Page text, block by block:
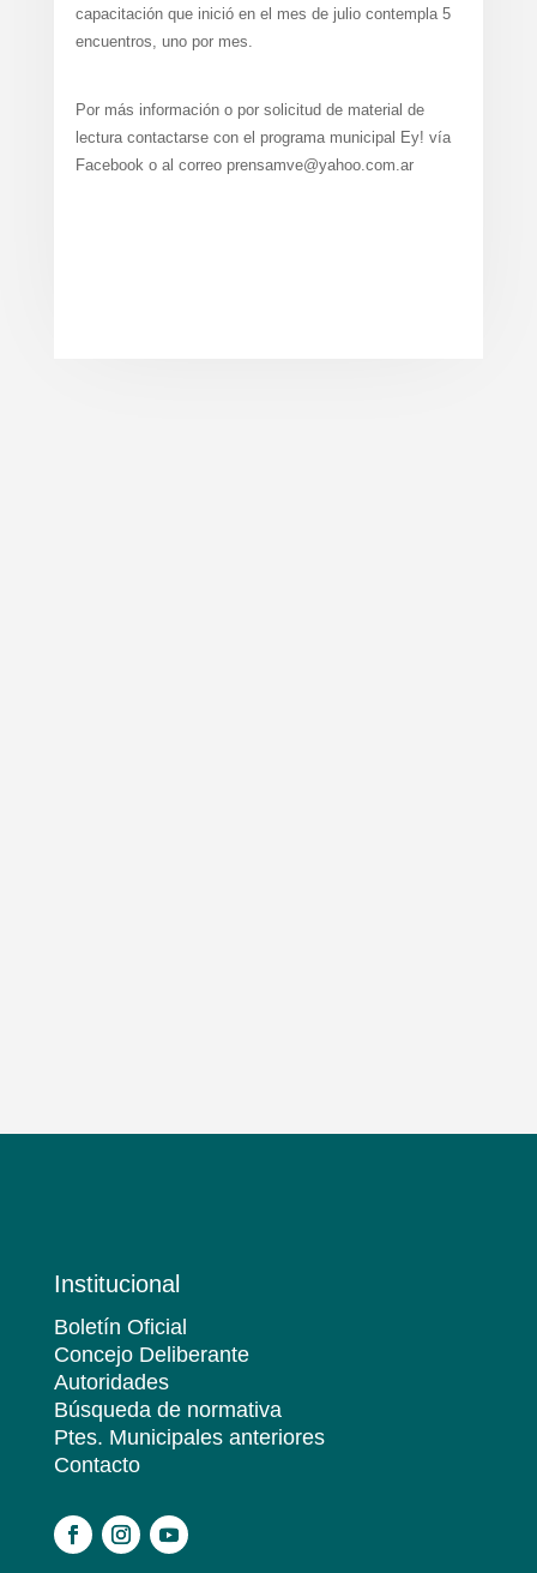
capacitación que inició en el mes de julio contempla 5
encuentros, uno por mes.
Por más información o por solicitud de material de
lectura contactarse con el programa municipal Ey! vía
Facebook o al correo prensamve@yahoo.com.ar
Institucional
Boletín Oficial
Concejo Deliberante
Autoridades
Búsqueda de normativa
Ptes. Municipales anteriores
Contacto